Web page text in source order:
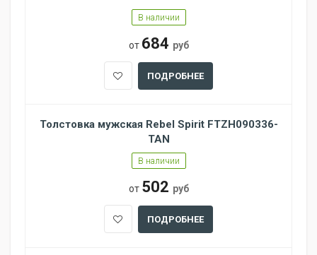
В наличии
от 684 руб
ПОДРОБНЕЕ
Толстовка мужская Rebel Spirit FTZH090336-
TAN
В наличии
от 502 руб
ПОДРОБНЕЕ